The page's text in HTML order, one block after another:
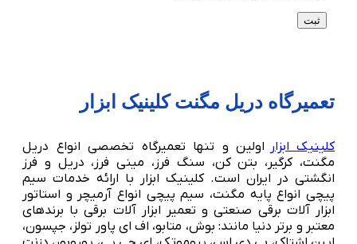
تعمیرگاه دریل مگنت کلینیک ابزار
کلینیک ابزار اولین و تنها تعمیرگاه تخصصی انواع دریل
مگنت، کرگیر، بتن کن، سنگ فرز، مینی فرز، دریل و فرز
انگشتی در ایران است. کلینیک ابزار با ارائه خدمات سیم
پیچی انواع پایه مگنت، سیم پیچی انواع آرمیچر و استاتور
ابزار آلات برقی صنعتی و تعمیر ابزار آلات برقی با برندهای
معتبر و برتر دنیا مانند: بوش، متابو، اف ای پاور تولز، جپسون،